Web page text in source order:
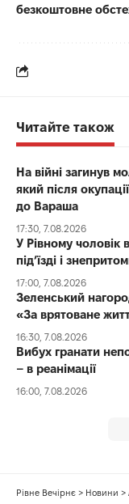
безкоштовне
Читайте також
На війні загинув
який після
до Вараша
17:30, 7.08.2026
У Рівному чоловік
під’їзді і
17:00, 7.08.2026
Зеленський
«За врятоване
16:30, 7.08.2026
Вибух гранати
– в реанімації
16:00, 7.08.2026
Рівне Вечірнє > Новини >